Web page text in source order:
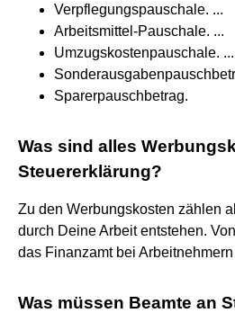
Verpflegungspauschale. ...
Arbeitsmittel-Pauschale. ...
Umzugskostenpauschale. ...
Sparerpauschbetrag.
Was sind alles
Steuererklärung?
Zu den Werbungskosten zählen
durch Deine Arbeit entstehen.
das Finanzamt bei
Was müssen Beamte an